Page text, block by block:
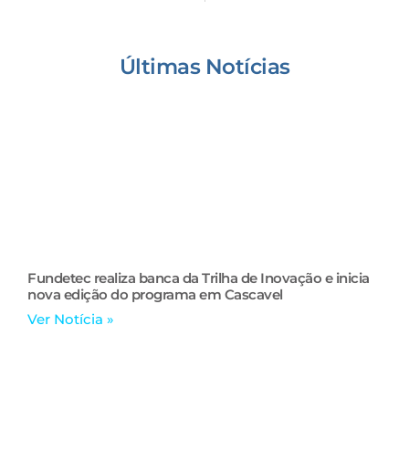
Últimas Notícias
Fundetec realiza banca da Trilha de Inovação e inicia
nova edição do programa em Cascavel
Ver Notícia »